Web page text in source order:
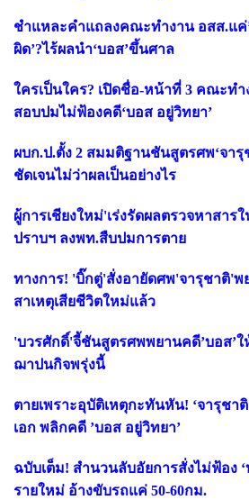
ชำแหละคำแถลงคณะทำงาน อสส.แค่
ผิด’?ไร้ผลนำ‘บอส’ขึ้นศาล
ใครเป็นใคร? เปิดชื่อ-หน้าที่ 3 คณะท
สอบปมไม่ฟ้องคดี‘บอส อยู่วิทยา’
ผบก.ป.ตั้ง 2 สมมติฐานชันสูตรศพ‘จา
ชัดเจนไม่ว่าผลเป็นอย่างไร
ผู้การเชียงใหม่'เร่งรัดผลตรวจหาสาร
ปราบฯ ลงพท.สืบปมการตาย
ทางการ! 'บิ๊กตู่'สั่งอายัดศพ'จารุชาติ'
สาเหตุเสียชีวิตใหม่แล้ว
'บวรศักดิ์'จี้ชันสูตรศพพยานคดี’บอส’
ฌาปนกิจพรุ่งนี้
ตายเพราะอุบัติเหตุกะทันหัน! ‘จารุชา
เอก พลิกคดี ’บอส อยู่วิทยา’
ฉบับเต็ม! สำนวนลับอัยการสั่งไม่ฟ้อง
รายใหม่ อ้างขับรถแค่ 50-60กม.